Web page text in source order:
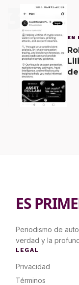
3
EN
ES
Periodismo de
verdad y la
LEGAL
Privacidad
Términos